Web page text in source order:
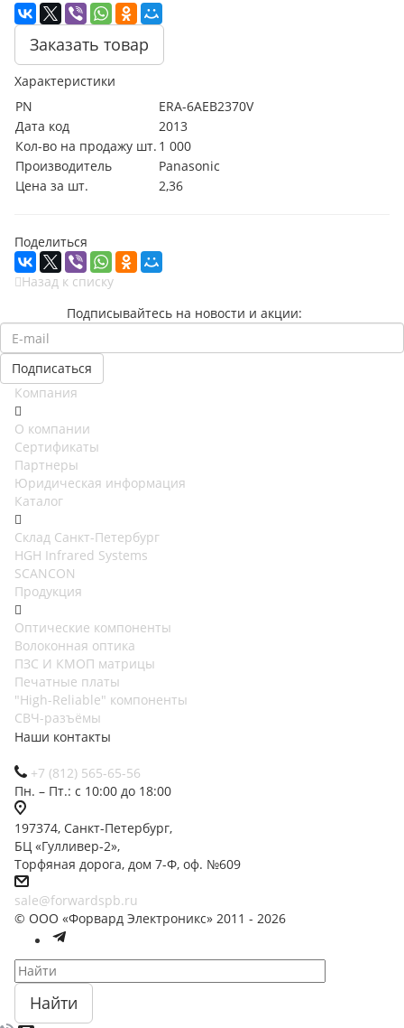
Заказать товар
Характеристики
PN
ERA-6AEB2370V
Дата код
2013
Кол-во на продажу шт. 1 000
Производитель
Panasonic
Цена за шт.
2,36
Поделиться
Назад к списку
Подписывайтесь на новости и акции:
Компания
О компании
Сертификаты
Партнеры
Юридическая информация
Каталог
Cклад Санкт-Петербург
HGH Infrared Systems
SCANCON
Продукция
Оптические компоненты
Волоконная оптика
ПЗС И КМОП матрицы
Печатные платы
"High-Reliable" компоненты
СВЧ-разъёмы
Наши контакты
+7 (812) 565-65-56
Пн. – Пт.: с 10:00 до 18:00
197374, Санкт-Петербург,
БЦ «Гулливер-2»,
Торфяная дорога, дом 7-Ф, оф. №609
sale@forwardspb.ru
© ООО «Форвард Электроникс» 2011 - 2026
Найти